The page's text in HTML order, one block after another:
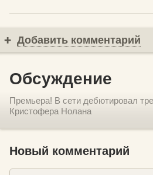
Добавить комментарий
Обсуждение
Премьера! В сети дебютировал
Кристофера Нолана
Новый комментарий